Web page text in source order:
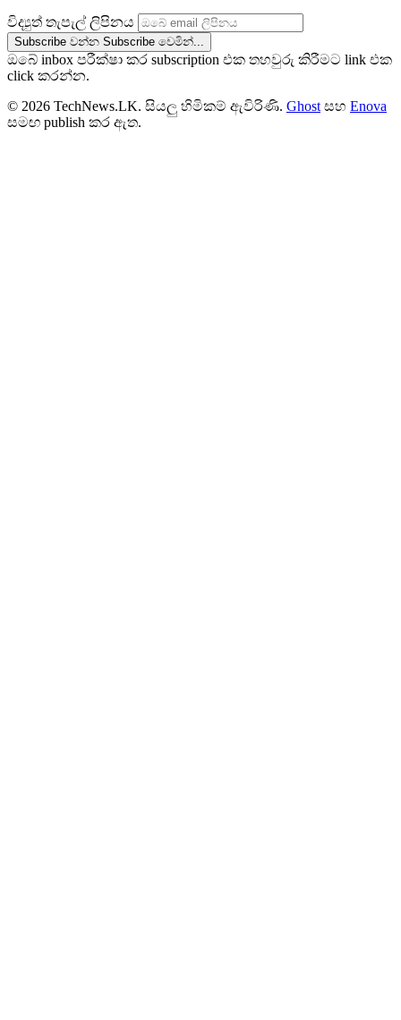
විද්‍යුත් තැපැල් ලිපිනය
Subscribe වන්න Subscribe වෙමින්...
ඔබේ inbox පරීක්ෂා කර subscription එක තහවුරු කිරීමට link එක
click කරන්න.
© 2026 TechNews.LK. සියලු හිමිකම් ඇවිරිණි. Ghost සහ Enova
සමඟ publish කර ඇත.